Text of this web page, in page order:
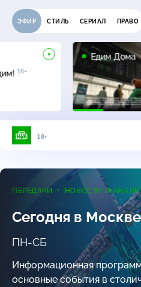
ЭФИР СТИЛЬ СЕРИАЛ ПРАВО
16+
Едим Дома
18+
ПЕРЕДАЧИ НОВОСТИ И
Сегодня в Москве
ПН-СБ
Информационная
основные события в